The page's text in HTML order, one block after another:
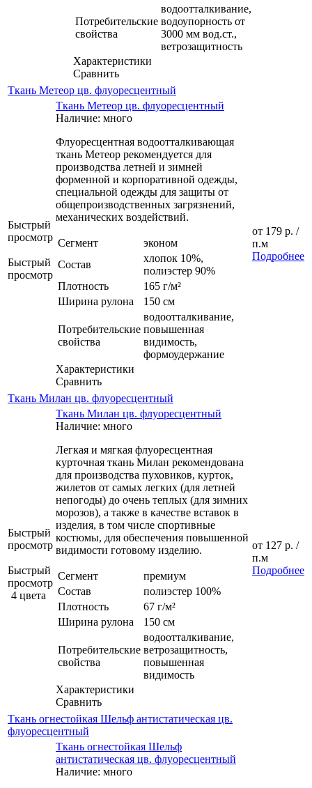
Потребительские
свойства
водоотталкивание,
водоупорность от
3000 мм вод.ст.,
ветрозащитность
Характеристики
Сравнить
Ткань Метеор цв. флуоресцентный
Быстрый
просмотр
Быстрый
просмотр
Ткань Метеор цв. флуоресцентный
Наличие: много
Флуоресцентная водоотталкивающая
ткань Метеор рекомендуется для
производства летней и зимней
форменной и корпоративной одежды,
специальной одежды для защиты от
общепроизводственных загрязнений,
механических воздействий.
Сегмент
эконом
Состав
хлопок 10%,
полиэстер 90%
Плотность
165 г/м²
Ширина рулона
150 см
Потребительские
свойства
водоотталкивание,
повышенная
видимость,
формоудержание
Характеристики
Сравнить
от 179 р. /
п.м
Подробнее
Ткань Милан цв. флуоресцентный
Быстрый
просмотр
Быстрый
просмотр
4 цвета
Ткань Милан цв. флуоресцентный
Наличие: много
Легкая и мягкая флуоресцентная
курточная ткань Милан рекомендована
для производства пуховиков, курток,
жилетов от самых легких (для летней
непогоды) до очень теплых (для зимних
морозов), а также в качестве вставок в
изделия, в том числе спортивные
костюмы, для обеспечения повышенной
видимости готовому изделию.
Сегмент
премиум
Состав
полиэстер 100%
Плотность
67 г/м²
Ширина рулона
150 см
Потребительские
свойства
водоотталкивание,
ветрозащитность,
повышенная
видимость
Характеристики
Сравнить
от 127 р. /
п.м
Подробнее
Ткань огнестойкая Шельф антистатическая цв.
флуоресцентный
Ткань огнестойкая Шельф
антистатическая цв. флуоресцентный
Наличие: много